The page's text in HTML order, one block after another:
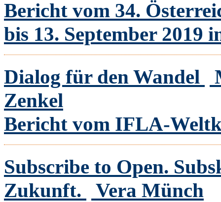
Bericht vom 34.
bis 13. September 2019
Dialog für den Wandel
Zenkel
Bericht vom IFLA-
Subscribe to Open.
Zukunft.
Vera Münch